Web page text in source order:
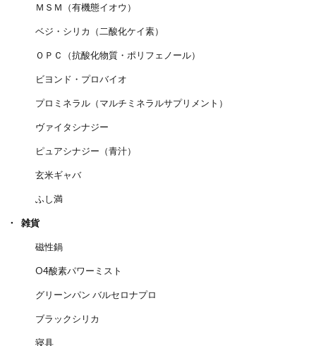
ＭＳＭ（有機態イオウ）
ベジ・シリカ（二酸化ケイ素）
ＯＰＣ（抗酸化物質・ポリフェノール）
ビヨンド・プロバイオ
プロミネラル（マルチミネラルサプリメント）
ヴァイタシナジー
ピュアシナジー（青汁）
玄米ギャバ
ふし満
雑貨
磁性鍋
O4酸素パワーミスト
グリーンパン バルセロナプロ
ブラックシリカ
寝具